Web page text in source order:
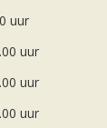
uur
uur
uur
uur